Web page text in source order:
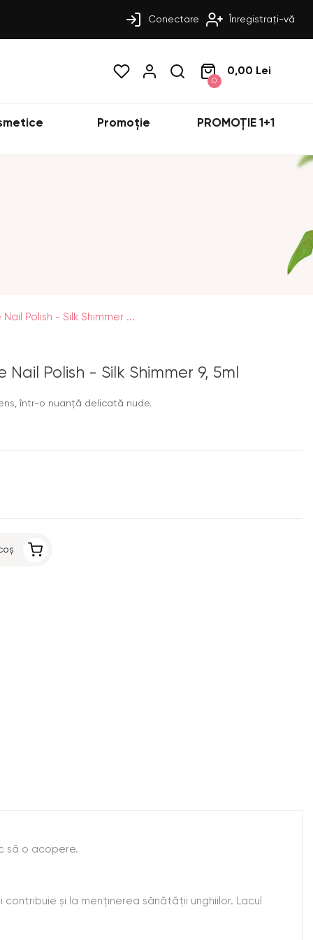
Conectare Înregistrați-vă
0
0,00 Lei
Promoție PROMOȚIE 1+1
Polish - Silk Shimmer ...
Polish - Silk Shimmer 9, 5ml
într-o nuanță delicată nude.
să o acopere.
și la menținerea sănătății unghiilor. Lacul